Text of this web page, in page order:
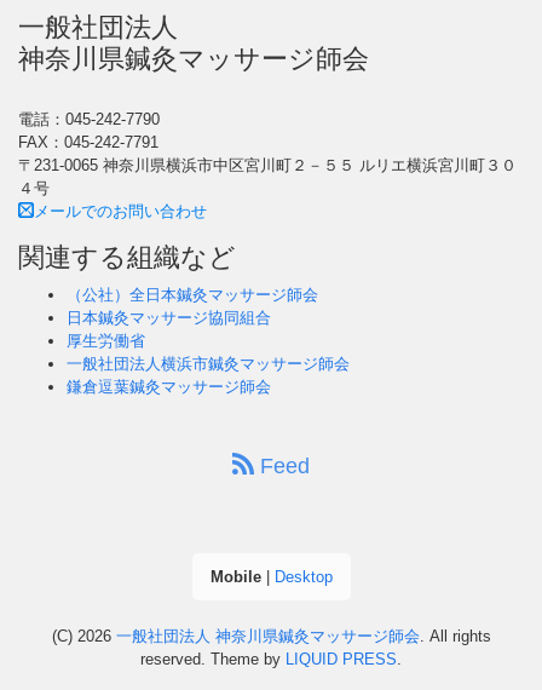
一般社団法人
神奈川県鍼灸マッサージ師会
電話：045-242-7790
FAX：045-242-7791
〒231-0065 神奈川県横浜市中区宮川町２－５５ ルリエ横浜宮川町３０
４号
メールでのお問い合わせ
関連する組織など
（公社）全日本鍼灸マッサージ師会
日本鍼灸マッサージ協同組合
厚生労働省
一般社団法人横浜市鍼灸マッサージ師会
鎌倉逗葉鍼灸マッサージ師会
Feed
Mobile| Desktop
(C) 2026 一般社団法人 神奈川県鍼灸マッサージ師会 . All rights
reserved. Theme by LIQUID PRESS